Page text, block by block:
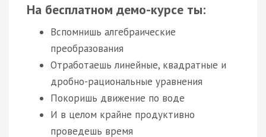
На бесплатном демо-курсе ты:
Вспомнишь алгебраические
преобразования
Отработаешь линейные, квадратные и
дробно-рациональные уравнения
Покоришь движение по воде
И в целом крайне продуктивно
проведешь время